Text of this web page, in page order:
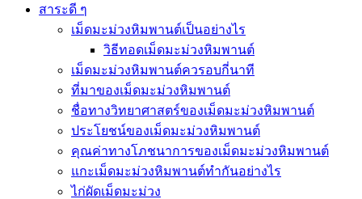
สาระดี ๆ
เม็ดมะม่วงหิมพานต์เป็นอย่างไร
วิธีทอดเม็ดมะม่วงหิมพานต์
เม็ดมะม่วงหิมพานต์ควรอบกี่นาที
ที่มาของเม็ดมะม่วงหิมพานต์
ชื่อทางวิทยาศาสตร์ของเม็ดมะม่วงหิมพานต์
ประโยชน์ของเม็ดมะม่วงหิมพานต์
คุณค่าทางโภชนาการของเม็ดมะม่วงหิมพานต์
แกะเม็ดมะม่วงหิมพานต์ทำกันอย่างไร
ไก่ผัดเม็ดมะม่วง